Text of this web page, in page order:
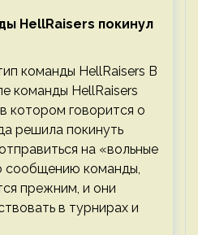
HellRaisers покинул
команды HellRaisers В
команды HellRaisers
котором говорится о
решила покинуть
на «вольные
сообщению команды,
прежним, и они
в турнирах и